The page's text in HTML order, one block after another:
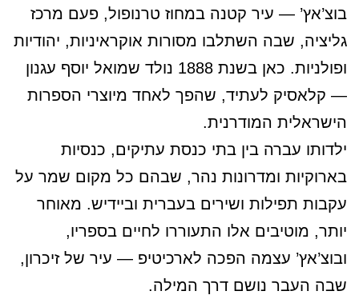
בוצ’אץ’ — עיר קטנה במחוז טרנופול, פעם מרכז
גליציה, שבה השתלבו מסורות אוקראיניות, יהודיות
ופולניות. כאן בשנת 1888 נולד שמואל יוסף עגנון
— קלאסיק לעתיד, שהפך לאחד מיוצרי הספרות
הישראלית המודרנית.
ילדותו עברה בין בתי כנסת עתיקים, כנסיות
בארוקיות ומדרונות נהר, שבהם כל מקום שמר על
עקבות תפילות ושירים בעברית וביידיש. מאוחר
יותר, מוטיבים אלו התעוררו לחיים בספריו,
ובוצ’אץ’ עצמה הפכה לארכיטיפ — עיר של זיכרון,
שבה העבר נושם דרך המילה.